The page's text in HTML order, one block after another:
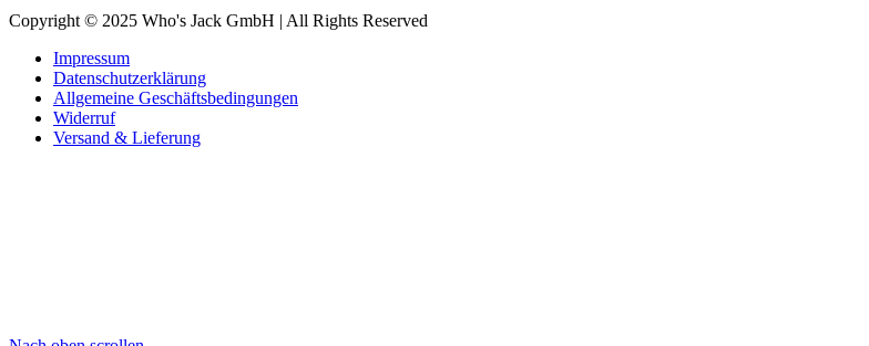
Copyright © 2025 Who's Jack GmbH | All Rights Reserved
Impressum
Datenschutzerklärung
Allgemeine Geschäftsbedingungen
Widerruf
Versand & Lieferung